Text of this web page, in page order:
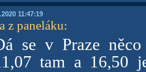
11:47:19
z paneláku:
se v Praze
tam a 16,50